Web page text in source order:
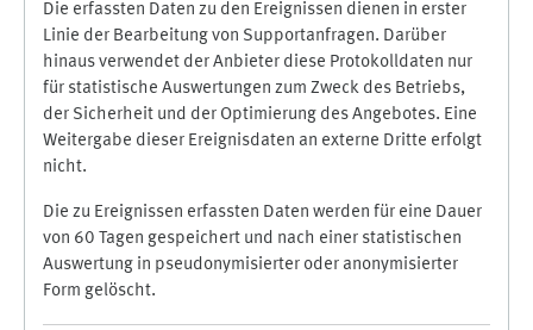
Die erfassten Daten zu den Ereignissen dienen in erster
Linie der Bearbeitung von Supportanfragen. Darüber
hinaus verwendet der Anbieter diese Protokolldaten nur
für statistische Auswertungen zum Zweck des Betriebs,
der Sicherheit und der Optimierung des Angebotes. Eine
Weitergabe dieser Ereignisdaten an externe Dritte erfolgt
nicht.
Die zu Ereignissen erfassten Daten werden für eine Dauer
von 60 Tagen gespeichert und nach einer statistischen
Auswertung in pseudonymisierter oder anonymisierter
Form gelöscht.